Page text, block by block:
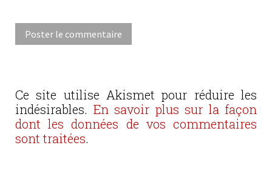
Ce site utilise Akismet pour réduire les
indésirables. En savoir plus sur la façon
dont les données de vos commentaires
sont traitées.